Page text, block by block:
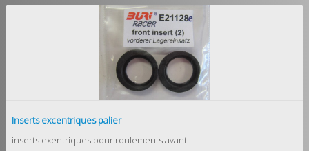
Inserts excentriques palier
inserts exentriques pour roulements avant